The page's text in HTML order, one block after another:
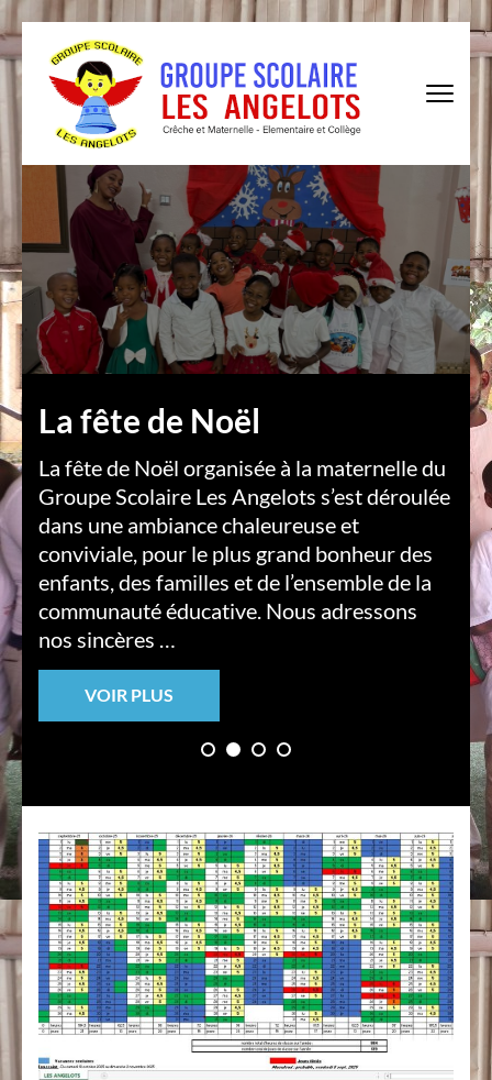
Skip
to
content
Enter)
La fête de Noël
La fête de Noël organisée à la maternelle du
Groupe Scolaire Les Angelots s’est déroulée
dans une ambiance chaleureuse et
conviviale, pour le plus grand bonheur des
enfants, des familles et de l’ensemble de la
communauté éducative. Nous adressons
nos sincères …
VOIR PLUS